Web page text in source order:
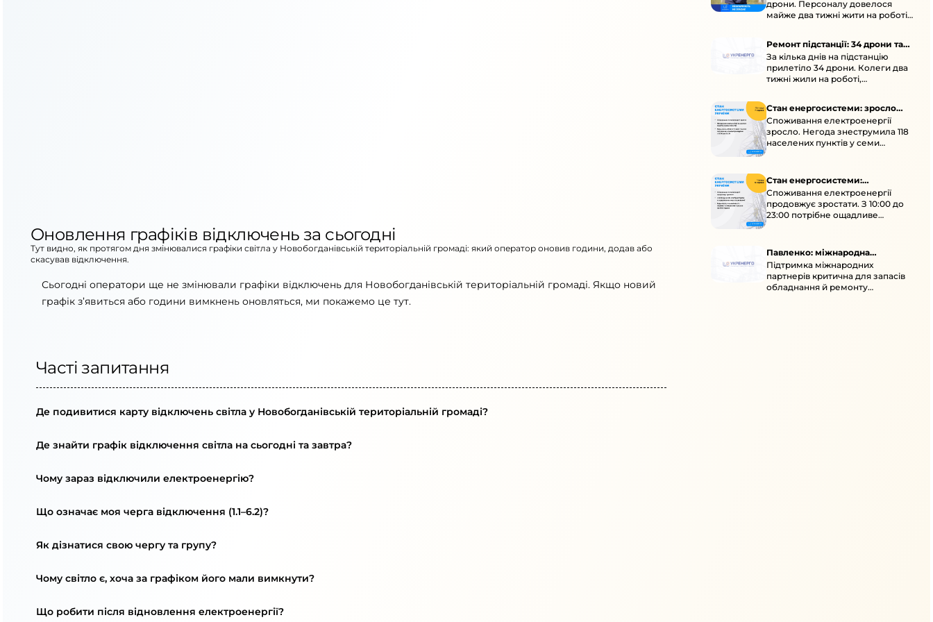
Оновлення графіків відключень за сьогодні
Тут видно, як протягом дня змінювалися графіки світла у Новобогданівській територіальній громаді: який оператор оновив години, додав або
скасував відключення.
Сьогодні оператори ще не змінювали графіки відключень для Новобогданівській територіальній громаді. Якщо новий
графік з’явиться або години вимкнень оновляться, ми покажемо це тут.
Часті запитання
Де подивитися карту відключень світла у Новобогданівській територіальній громаді?
Де знайти графік відключення світла на сьогодні та завтра?
Чому зараз відключили електроенергію?
Що означає моя черга відключення (1.1–6.2)?
Як дізнатися свою чергу та групу?
Чому світло є, хоча за графіком його мали вимкнути?
Що робити після відновлення електроенергії?
дрони. Персоналу довелося
майже два тижні жити на роботі
Ремонт підстанції: 34 дрони та
окупація
За кілька днів на підстанцію
прилетіло 34 дрони. Колеги два
тижні жили на роботі,
Стан енергосистеми: зросло
споживання через негоду
Споживання електроенергії
зросло. Негода знеструмила 118
населених пунктів у семи
областях. Обмежте
електроприладами 10:00–23:00.
Стан енергосистеми:
споживання зростає
Споживання електроенергії
продовжує зростати. З 10:00 до
23:00 потрібне ощадливе
енергоспоживання, а
перенести на нічні години.
Павленко: міжнародна
підтримка для стійкості
енергосистеми
Підтримка міжнародних
партнерів критична для запасів
обладнання й ремонту